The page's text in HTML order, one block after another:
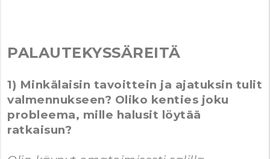
PALAUTEKYSSÄREITÄ
1) Minkälaisin tavoittein ja ajatuksin tulit
valmennukseen? Oliko kenties joku
probleema, mille halusit löytää
ratkaisun?